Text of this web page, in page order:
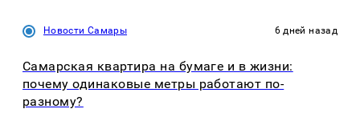
Новости Самары 6 дней назад
Самарская квартира на бумаге и в жизни:
почему одинаковые метры работают по-
разному?